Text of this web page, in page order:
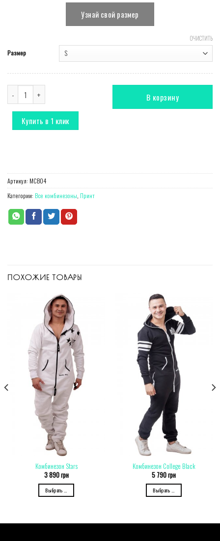
Узнай свой размер
Размер
ОЧИСТИТЬ
Количество Комбинезон Bomber Gray
В корзину
Купить в 1 клик
Артикул: MСB04
Категории: Все комбинезоны, Принт
ПОХОЖИЕ ТОВАРЫ
Комбинезон Stars
3 890грн
Выбрать ...
Комбинезон College Black
5 790грн
Выбрать ...